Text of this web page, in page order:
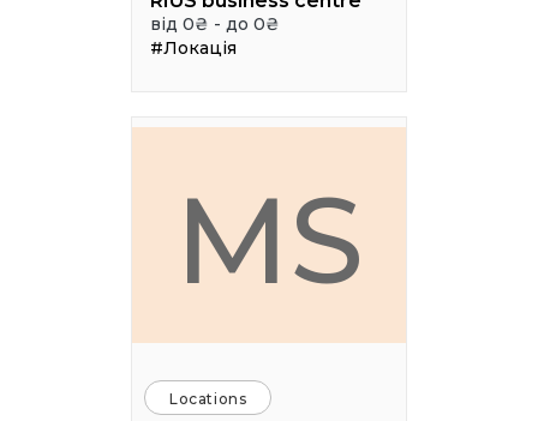
від 0₴ - до 0₴
#Локація
MS
Locations